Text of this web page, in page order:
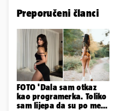
Preporučeni članci
FOTO 'Dala sam otkaz
kao programerka. Toliko
sam lijepa da su po meni